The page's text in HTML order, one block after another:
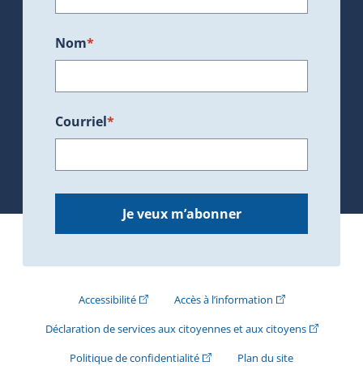
Nom*
Courriel*
Je veux m’abonner
Accessibilité(Cet hyperlien externe s'ouvrira dans une
Accès à l’information(Cet hyperlien
Déclaration de services aux citoyennes et aux citoyens(Cet
Politique de confidentialité(Cet hyperlien externe s'ouvrira
Plan du site